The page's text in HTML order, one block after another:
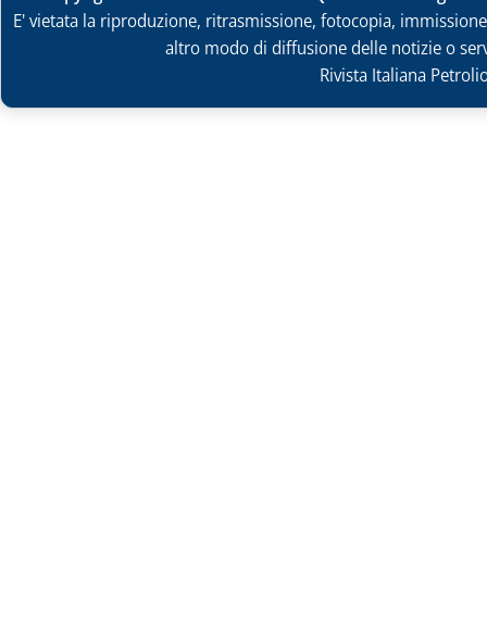
E' vietata la riproduzione, ritrasmissione, fotocopia,
altro modo di diffusione delle notizie o
Rivista Italiana